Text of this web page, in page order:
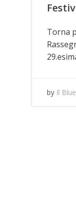
Torna
by Il